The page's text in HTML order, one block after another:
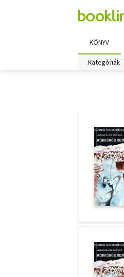
KÖNYV
Kategóriák